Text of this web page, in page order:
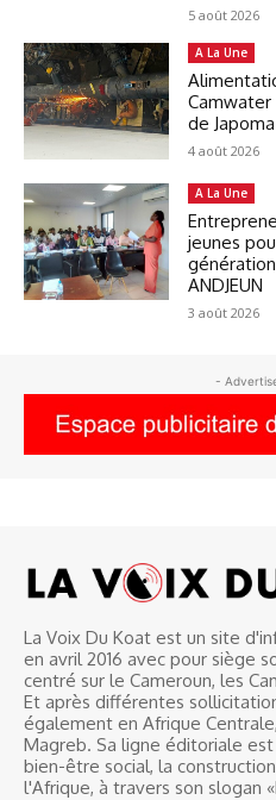
5 août 2026
A La Une
Camwater
de Japoma
4 août 2026
A La Une
jeunes
ANDJEUN
3 août 2026
-
La Voix Du Koat est un site
en avril 2016 avec pour siège
centré sur le Cameroun, les
Et après différentes
également en Afrique
Magreb. Sa ligne éditoriale
bien-être social, la
l'Afrique, à travers son slogan